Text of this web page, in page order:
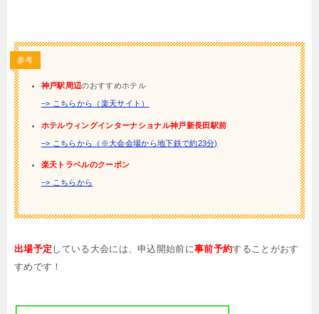
参考
神戸駅周辺のおすすめホテル
–> こちらから（楽天サイト）
ホテルウィングインターナショナル神戸新長田駅前
–> こちらから（※大会会場から地下鉄で約23分)
楽天トラベルのクーポン
–> こちらから
出場予定 している大会には、申込開始前に事前予約することがおす
すめです！